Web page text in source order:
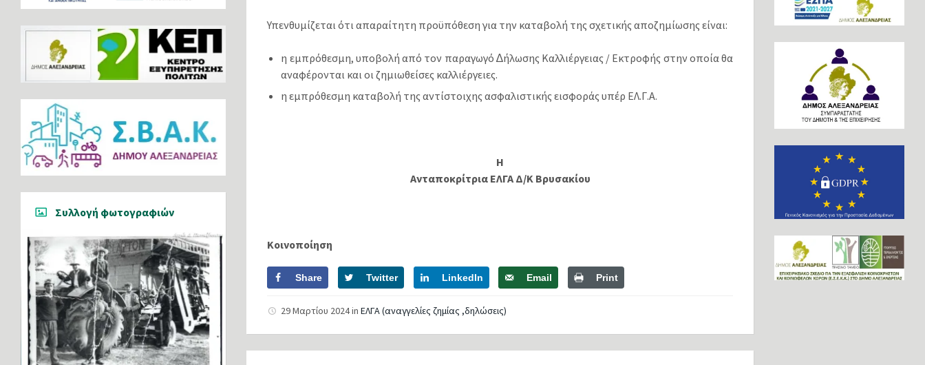
Υπενθυµίζεται ότι απαραίτητη προϋπόθεση για την καταβολή της σχετικής αποζηµίωσης είναι:
η εµπρόθεσµη, υποβολή από τον παραγωγό ∆ήλωσης Καλλιέργειας / Εκτροφής στην οποία θα
αναφέρονται και οι ζηµιωθείσες καλλιέργειες.
η εµπρόθεσµη καταβολή της αντίστοιχης ασφαλιστικής εισφοράς υπέρ ΕΛ.Γ.Α.
Η
Ανταποκρίτρια ΕΛΓΑ Δ/Κ Βρυσακίου
Κοινοποίηση
Share Twitter LinkedIn Email Print
29 Μαρτίου 2024inΕΛΓΑ (αναγγελίες ζημίας ,δηλώσεις)
Συλλογή φωτογραφιών